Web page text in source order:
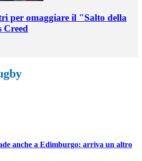
per omaggiare il "Salto della
Creed
anche a Edimburgo: arriva un altro